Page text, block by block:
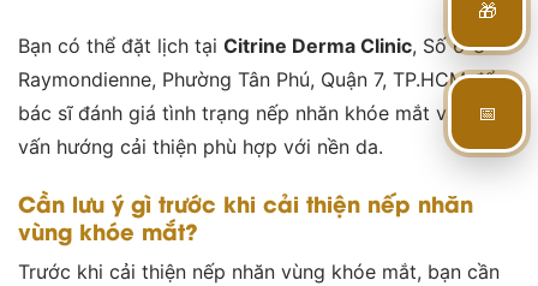
Bạn có thể đặt lịch tại Citrine Derma Clinic, Số 6-8
Raymondienne, Phường Tân Phú, Quận 7, TP.HCM để
bác sĩ đánh giá tình trạng nếp nhăn khóe mắt và tư
vấn hướng cải thiện phù hợp với nền da.
Cần lưu ý gì trước khi cải thiện nếp nhăn
vùng khóe mắt?
Trước khi cải thiện nếp nhăn vùng khóe mắt, bạn cần
🎁
📅